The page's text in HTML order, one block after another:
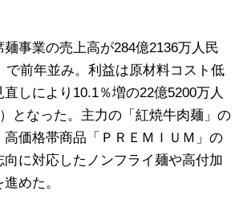
事業の売上高が284億2136万人民
で前年並み。利益は原材料コスト低
しにより10.1％増の22億5200万人
となった。主力の「紅焼牛肉麺」の
高価格帯商品「ＰＲＥＭＩＵＭ」の
向に対応したノンフライ麺や高付加
めた。